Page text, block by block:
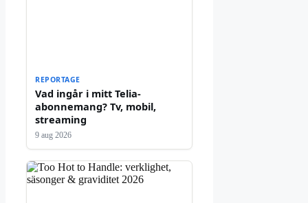
REPORTAGE
Vad ingår i mitt Telia-
abonnemang? Tv, mobil,
streaming
9 aug 2026